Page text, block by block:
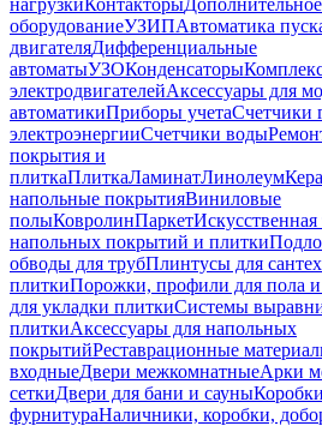
нагрузкиКонтакторы
оборудованиеУЗИПАвтоматика
двигателяДифференциальные
автоматыУЗОКонденсаторы
электродвигателейАксессуары для
автоматикиПриборы учетаСчетчики
электроэнергииСчетчики воды
покрытия и
плиткаПлиткаЛаминатЛинолеум
напольные покрытияВиниловые
полыКовролинПаркетИскусственная
напольных покрытий и плитки
обводы для трубПлинтусы для
плиткиПорожки, профили для пола
для укладки плиткиСистемы
плиткиАксессуары для напольных
покрытийРеставрационные
входныеДвери межкомнатныеАрки
сеткиДвери для бани и сауны
фурнитураНаличники, коробки,